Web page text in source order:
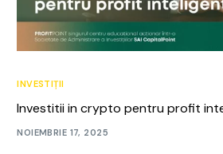
INVESTIȚII
Investitii in crypto pentru profit
NOIEMBRIE 17, 2025